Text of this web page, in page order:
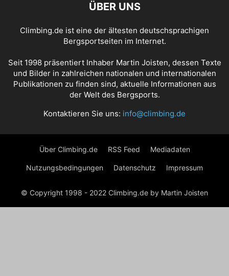
ÜBER UNS
Climbing.de ist eine der ältesten deutschsprachigen
Bergsportseiten im Internet.
Seit 1998 präsentiert Inhaber Martin Joisten, dessen Texte
und Bilder in zahlreichen nationalen und internationalen
Publikationen zu finden sind, aktuelle Informationen aus
der Welt des Bergsports.
Kontaktieren Sie uns: info@climbing.de
Über Climbing.de RSS Feed Mediadaten
Nutzungsbedingungen Datenschutz Impressum
© Copyright 1998 - 2022 Climbing.de by Martin Joisten